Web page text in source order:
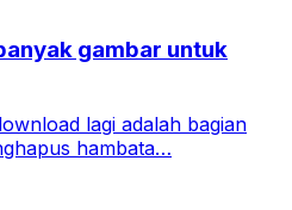
gambar untuk
lagi adalah bagian
hambata…